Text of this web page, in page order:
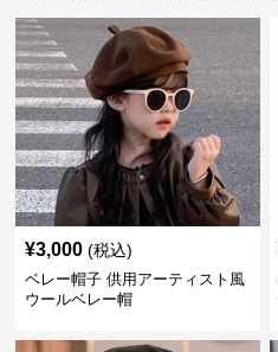
¥3,000 (税込)
ベレー帽子 供用アーティスト風
ウールベレー帽